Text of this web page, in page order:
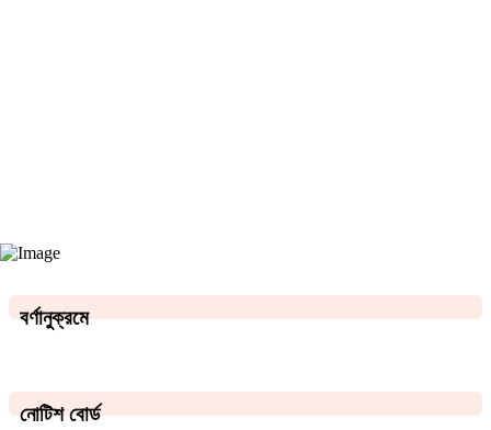
বর্ণানুক্রমে
নোটিশ বোর্ড